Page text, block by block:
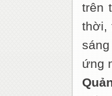
trên
thời,
ứng